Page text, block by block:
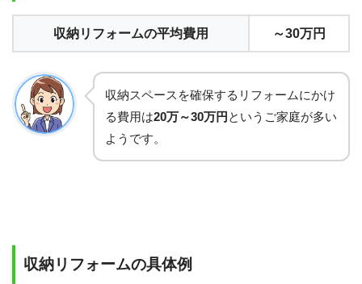
収納リフォームの平均費用 ～30万円
収納スペースを確保するリフォームにかけ
る費用は20万～30万円 というご家庭が多い
ようです。
収納リフォームの具体例